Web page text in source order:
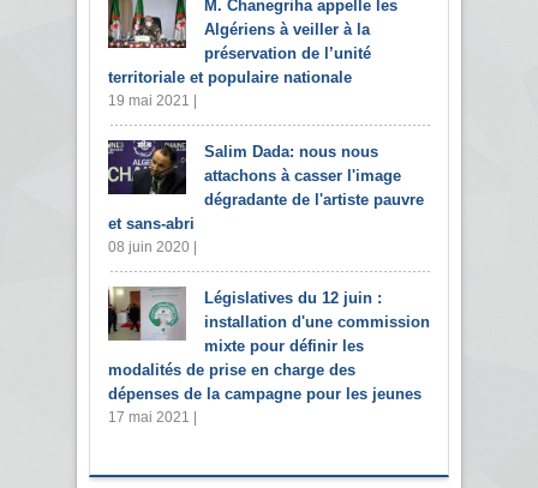
M. Chanegriha appelle les
Algériens à veiller à la
préservation de l’unité
territoriale et populaire nationale
19 mai 2021 |
Salim Dada: nous nous
attachons à casser l'image
dégradante de l'artiste pauvre
et sans-abri
08 juin 2020 |
Législatives du 12 juin :
installation d'une commission
mixte pour définir les
modalités de prise en charge des
dépenses de la campagne pour les jeunes
17 mai 2021 |